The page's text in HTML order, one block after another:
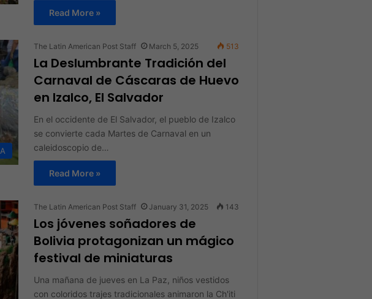
Read More »
The Latin American Post Staff March 5, 2025 513
La Deslumbrante Tradición del
Carnaval de Cáscaras de Huevo
en Izalco, El Salvador
En el occidente de El Salvador, el pueblo de Izalco
se convierte cada Martes de Carnaval en un
caleidoscopio de…
Read More »
The Latin American Post Staff January 31, 2025 143
Los jóvenes soñadores de
Bolivia protagonizan un mágico
festival de miniaturas
Una mañana de jueves en La Paz, niños vestidos
con coloridos trajes tradicionales animaron la Ch'iti